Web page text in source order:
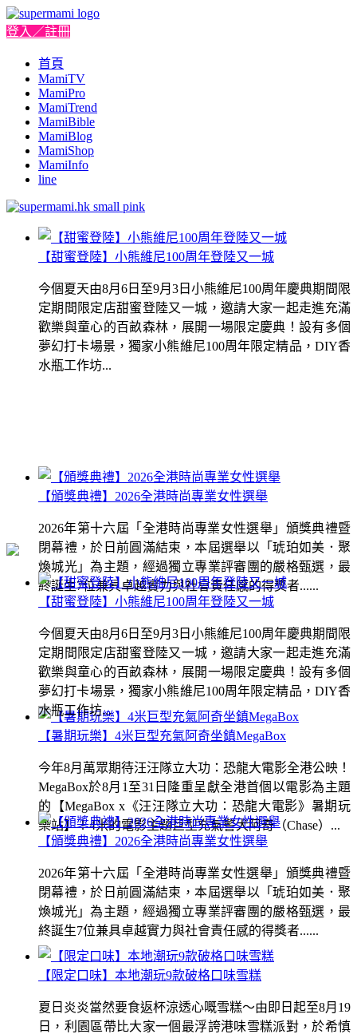
登入／註冊
首頁
MamiTV
MamiPro
MamiTrend
MamiBible
MamiBlog
MamiShop
MamiInfo
line
【甜蜜登陸】小熊維尼100周年登陸又一城
今個夏天由8月6日至9月3日小熊維尼100周年慶典期間限
定期間限定店甜蜜登陸又一城，邀請大家一起走進充滿
歡樂與童心的百畝森林，展開一場限定慶典！設有多個
夢幻打卡場景，獨家小熊維尼100周年限定精品，DIY香
水瓶工作坊...
【頒獎典禮】2026全港時尚專業女性選舉
2026年第十六屆「全港時尚專業女性選舉」頒獎典禮暨
閉幕禮，於日前圓滿結束，本屆選舉以「琥珀如美．聚
煥城光」為主題，經過獨立專業評審團的嚴格甄選，最
終誕生7位兼具卓越實力與社會責任感的得獎者......
【暑期玩樂】4米巨型充氣阿奇坐鎮MegaBox
今年8月萬眾期待汪汪隊立大功：恐龍大電影全港公映！
MegaBox於8月1至31日隆重呈獻全港首個以電影為主題
的【MegaBox x《汪汪隊立大功：恐龍大電影》暑期玩
樂站】！4米的電影主題巨型充氣警犬阿奇（Chase）...
【限定口味】本地潮玩9款破格口味雪糕
夏日炎炎當然要食返杯涼透心嘅雪糕～由即日起至8月19
日，利園區帶比大家一個最浮誇港味雪糕派對，於希慎
【甜蜜登陸】小熊維尼100周年登陸又一城
今個夏天由8月6日至9月3日小熊維尼100周年慶典期間限
定期間限定店甜蜜登陸又一城，邀請大家一起走進充滿
歡樂與童心的百畝森林，展開一場限定慶典！設有多個
夢幻打卡場景，獨家小熊維尼100周年限定精品，DIY香
水瓶工作坊...
【頒獎典禮】2026全港時尚專業女性選舉
2026年第十六屆「全港時尚專業女性選舉」頒獎典禮暨
閉幕禮，於日前圓滿結束，本屆選舉以「琥珀如美．聚
煥城光」為主題，經過獨立專業評審團的嚴格甄選，最
終誕生7位兼具卓越實力與社會責任感的得獎者......